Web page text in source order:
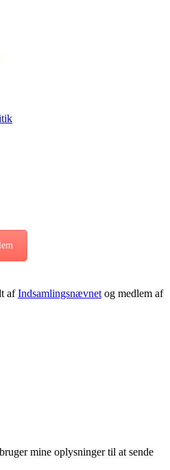
afIndsamlingsnævnet og medlem af
mine oplysninger til at sende